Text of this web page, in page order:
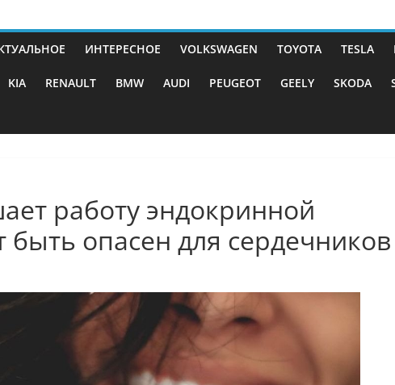
ИНТЕРЕСНОЕ VOLKSWAGEN TOYOTA TESLA
KIA RENAULT BMW AUDI PEUGEOT GEELY SKODA
работу эндокринной
опасен для сердечников